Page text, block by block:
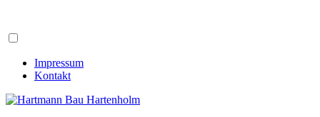
Impressum
Kontakt